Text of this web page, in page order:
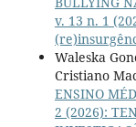
v. 13 n. 1
Waleska
Cristiano
ENSINO
2 (2026):